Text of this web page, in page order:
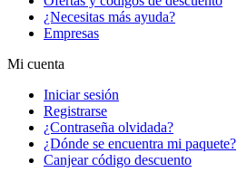
¿Necesitas más ayuda?
Empresas
Mi cuenta
Iniciar sesión
Registrarse
¿Contraseña olvidada?
¿Dónde se encuentra mi paquete?
Canjear código descuento